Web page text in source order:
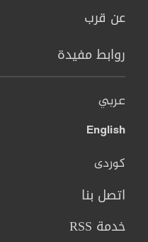
عن قرب
روابط مفيدة
عربي
English
کوردی
اتصل بنا
خدمة RSS